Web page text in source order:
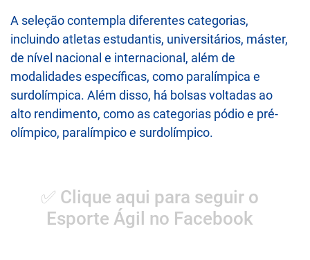
A seleção contempla diferentes categorias,
incluindo atletas estudantis, universitários, máster,
de nível nacional e internacional, além de
modalidades específicas, como paralímpica e
surdolímpica. Além disso, há bolsas voltadas ao
alto rendimento, como as categorias pódio e pré-
olímpico, paralímpico e surdolímpico.
✅ Clique aqui para seguir o
Esporte Ágil no Facebook